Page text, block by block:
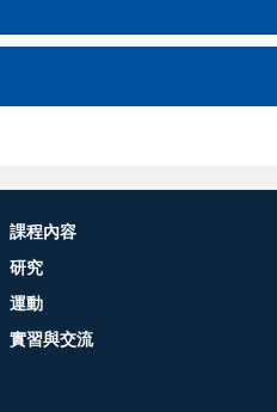
課程內容
研究
運動
實習與交流